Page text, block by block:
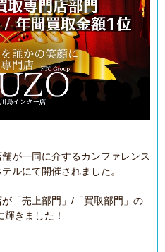
が一同に介するカンファレンス
ルにて開催されました。
「売上部門」/「買取部門」の
きました！